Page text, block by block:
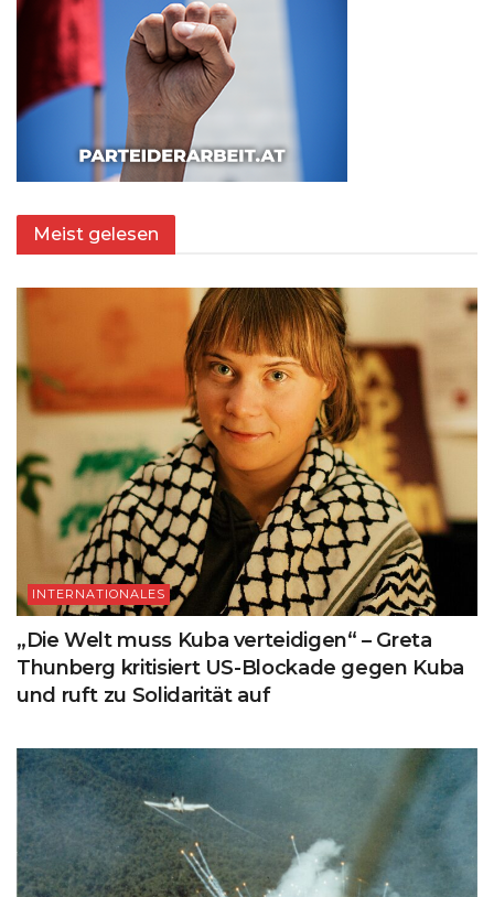
Meist gelesen
INTERNATIONALES
„Die Welt muss Kuba verteidigen“ – Greta
Thunberg kritisiert US-Blockade gegen Kuba
und ruft zu Solidarität auf